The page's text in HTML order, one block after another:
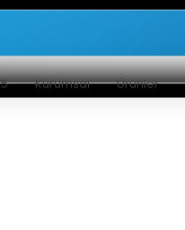
Kurumsal Ürünler